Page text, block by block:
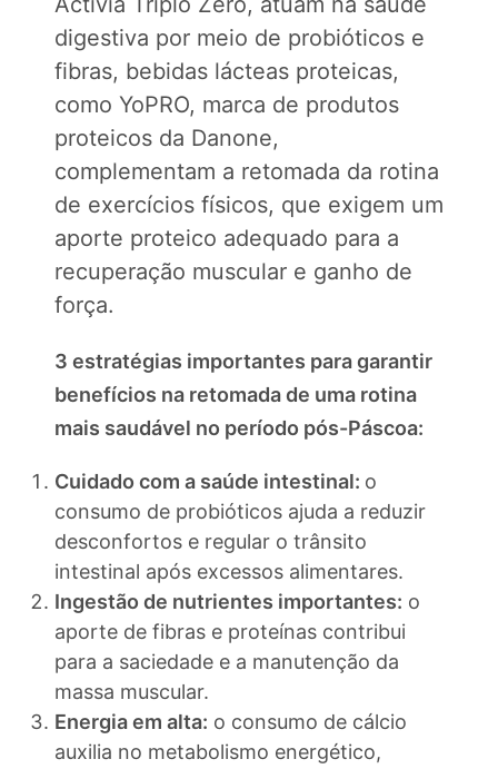
digestiva por meio de probióticos e
fibras, bebidas lácteas proteicas,
como YoPRO, marca de produtos
proteicos da Danone,
complementam a retomada da rotina
de exercícios físicos, que exigem um
aporte proteico adequado para a
recuperação muscular e ganho de
força.
3 estratégias importantes para garantir
benefícios na retomada de uma rotina
mais saudável no período pós-Páscoa:
Cuidado com a saúde intestinal: o
consumo de probióticos ajuda a reduzir
desconfortos e regular o trânsito
intestinal após excessos alimentares.
Ingestão de nutrientes importantes: o
aporte de fibras e proteínas contribui
para a saciedade e a manutenção da
massa muscular.
Energia em alta: o consumo de cálcio
auxilia no metabolismo energético,